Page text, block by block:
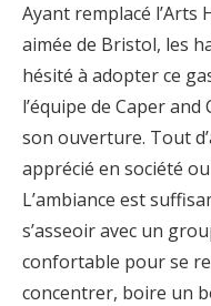
Ayant remplacé
aimée de Bristol, les
hésité à adopter ce
l’équipe de Caper
son ouverture. Tout
apprécié en société
L’ambiance est
s’asseoir avec un
confortable pour se
concentrer, boire un